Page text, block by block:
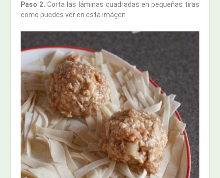
Paso 2. Corta las láminas cuadradas en pequeñas tiras
como puedes ver en esta imágen.